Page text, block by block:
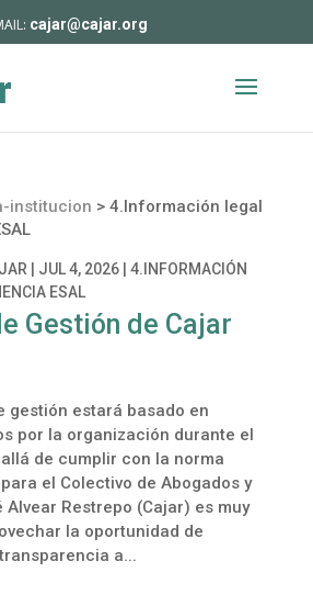
cajar@cajar.org
institucion > 4.Información legal
JUL 4, 2026| 4.INFORMACIÓN
ESAL
Gestión de Cajar
gestión estará basado en
por la organización durante el
de cumplir con la norma
el Colectivo de Abogados y
Alvear Restrepo (Cajar) es muy
la oportunidad de
a...